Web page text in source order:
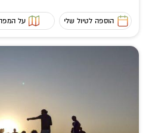
הוספה לטיול שלי על